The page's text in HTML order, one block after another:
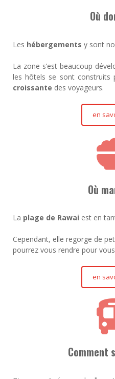
Où
Les hébergements y sont
La zone s’est beaucoup
les hôtels se sont construits
croissante des voyageurs.
en
Où
La plage de Rawai est en
Cependant, elle regorge de
pourrez vous rendre pour
en
Comment